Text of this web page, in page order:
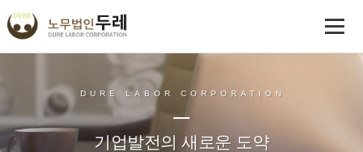
DURE LABOR CORPORATION
기업발전의 새로운 도약